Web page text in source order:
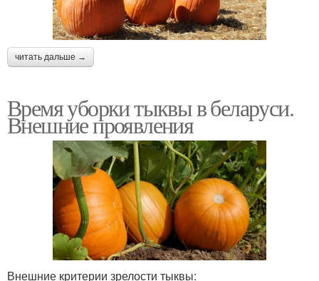
читать дальше →
Время уборки тыквы в беларуси.
Внешние проявления
Внешние критерии зрелости тыквы: